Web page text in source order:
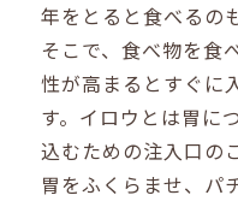
年をとると食べるの
そこで、食べ物を食
性が高まるとすぐに
す。イロウとは胃に
込むための注入口の
胃をふくらませ、パ